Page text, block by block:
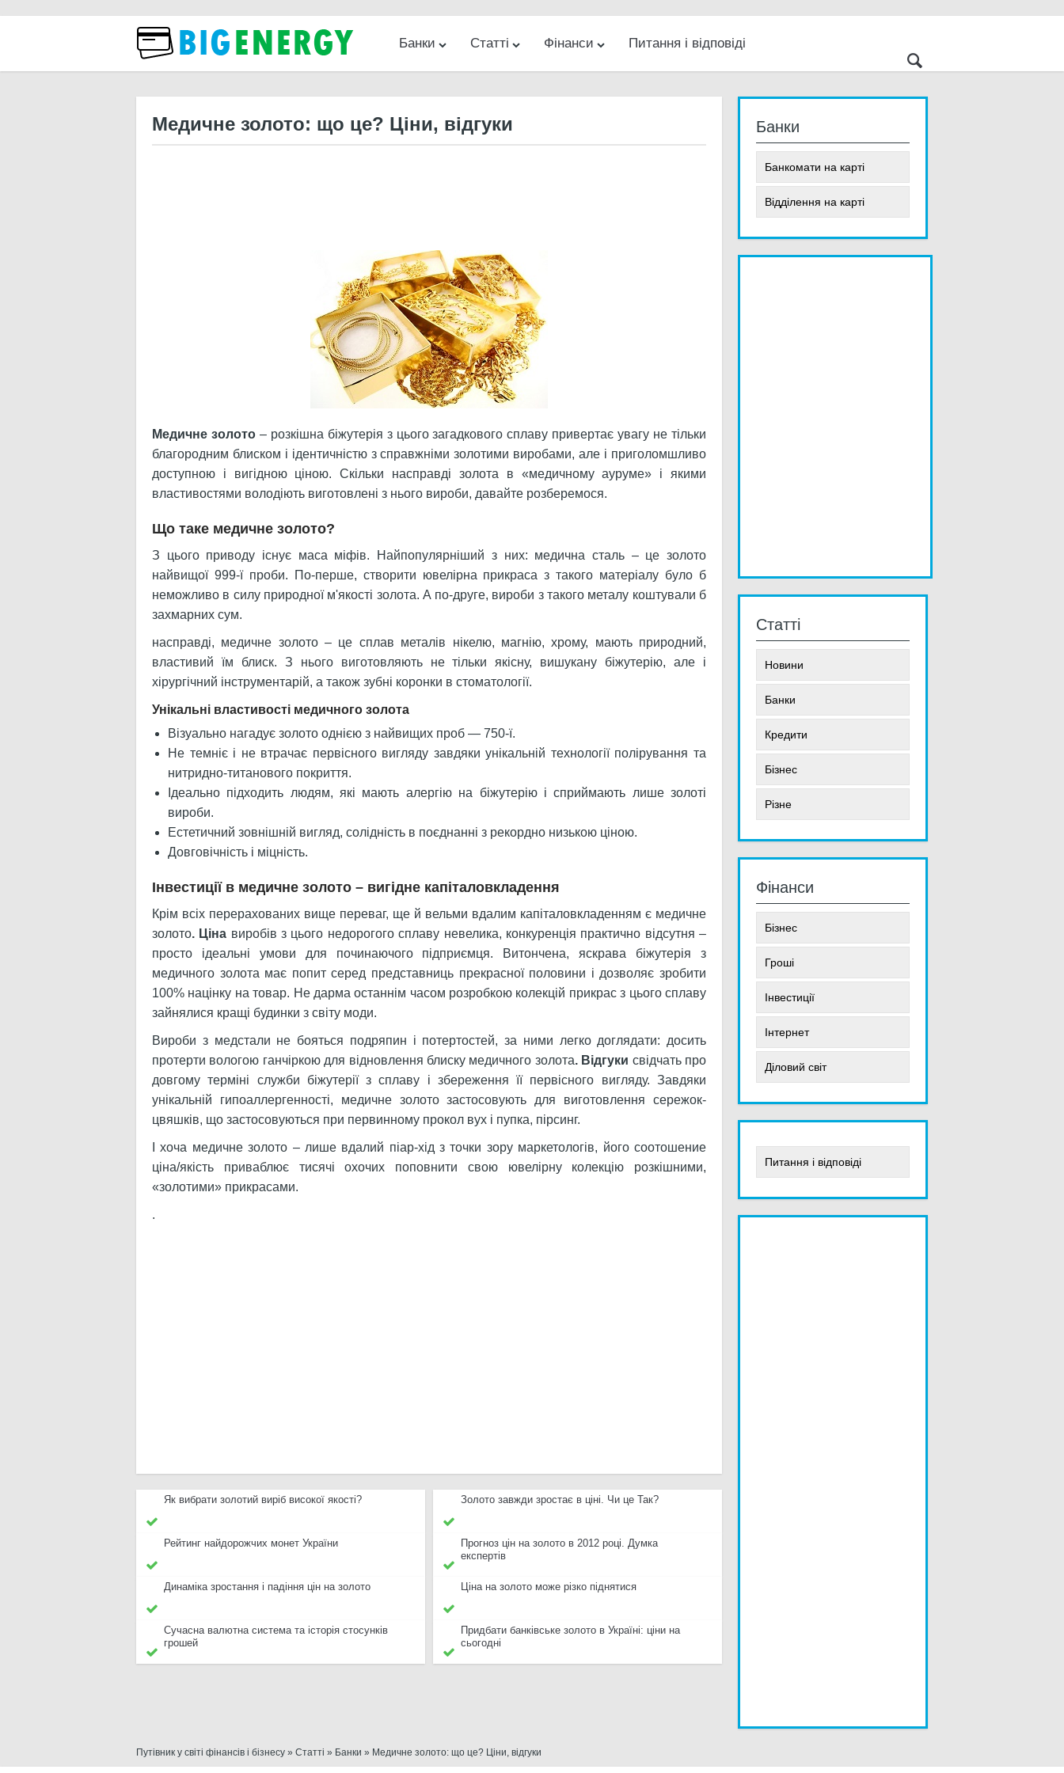
Банки
Банкомати на карті Відділення на карті
Статті
Новини Банки Кредити Бізнес Різне
Фінанси
Бізнес Гроші Інвестиції Інтернет Діловий світ
Питання і відповіді
Медичне золото: що це? Ціни, відгуки
Медичне золото– розкішна біжутерія з цього загадкового сплаву привертає увагу не тільки
благородним блиском і ідентичністю з справжніми золотими виробами, але і приголомшливо
доступною і вигідною ціною. Скільки насправді золота в «медичному ауруме» і якими
властивостями володіють виготовлені з нього вироби, давайте розберемося.
Що таке медичне золото?
З цього приводу існує маса міфів. Найпопулярніший з них: медична сталь – це золото
найвищої 999-ї проби. По-перше, створити ювелірна прикраса з такого матеріалу було б
неможливо в силу природної м'якості золота. А по-друге, вироби з такого металу коштували б
захмарних сум.
насправді, медичне золото – це сплав металів нікелю, магнію, хрому, мають природний,
властивий їм блиск. З нього виготовляють не тільки якісну, вишукану біжутерію, але і
хірургічний інструментарій, а також зубні коронки в стоматології.
Унікальні властивості медичного золота
Візуально нагадує золото однією з найвищих проб — 750-ї.
Не темніє і не втрачає первісного вигляду завдяки унікальній технології полірування та
нитридно-титанового покриття.
Ідеально підходить людям, які мають алергію на біжутерію і сприймають лише золоті
вироби.
Естетичний зовнішній вигляд, солідність в поєднанні з рекордно низькою ціною.
Довговічність і міцність.
Інвестиції в медичне золото – вигідне капіталовкладення
Крім всіх перерахованих вище переваг, ще й вельми вдалим капіталовкладенням є медичне
золото. Ціна виробів з цього недорогого сплаву невелика, конкуренція практично відсутня –
просто ідеальні умови для починаючого підприємця. Витончена, яскрава біжутерія з
медичного золота має попит серед представниць прекрасної половини і дозволяє зробити
100% націнку на товар. Не дарма останнім часом розробкою колекцій прикрас з цього сплаву
зайнялися кращі будинки з світу моди.
Вироби з медстали не бояться подряпин і потертостей, за ними легко доглядати: досить
протерти вологою ганчіркою для відновлення блиску медичного золота. Відгуки свідчать про
довгому терміні служби біжутерії з сплаву і збереження її первісного вигляду. Завдяки
унікальній гипоаллергенності, медичне золото застосовують для виготовлення сережок-
цвяшків, що застосовуються при первинному прокол вух і пупка, пірсинг.
І хоча медичне золото – лише вдалий піар-хід з точки зору маркетологів, його соотошение
ціна/якість приваблює тисячі охочих поповнити свою ювелірну колекцію розкішними,
«золотими» прикрасами.
.
Як вибрати золотий виріб високої якості? Золото завжди зростає в ціні. Чи це Так?
Рейтинг найдорожчих монет України
Прогноз цін на золото в 2012 році. Думка
експертів
Динаміка зростання і падіння цін на золото Ціна на золото може різко піднятися
Сучасна валютна система та історія стосунків
грошей
Придбати банківське золото в Україні: ціни на
сьогодні
Банки
Банкомати на карті
Відділення на карті
Статті
Новини
Банки
Кредити
Бізнес
Різне
Фінанси
Бізнес
Гроші
Інвестиції
Інтернет
Діловий світ
Питання і відповіді
Путівник у світі фінансів і бізнесу » Статті » Банки » Медичне золото: що це? Ціни, відгуки